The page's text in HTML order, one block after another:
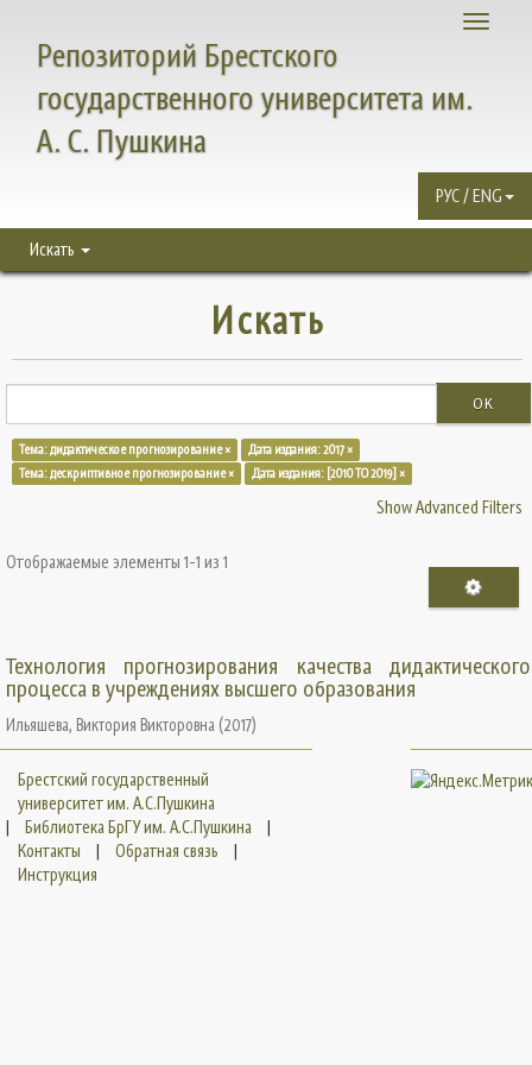
Toggle
Репозиторий Брестского
государственного университета им.
А. С. Пушкина
РУС / ENG
Искать
Искать
OK
Тема: дидактическое прогнозирование ×
Дата издания: 2017 ×
Тема: дескриптивное прогнозирование ×
Дата издания: [2010 TO 2019] ×
Show Advanced Filters
Отображаемые элементы 1-1 из 1
Технология прогнозирования качества дидактического
процесса в учреждениях высшего образования
Ильяшева, Виктория Викторовна (2017)
Брестский государственный
университет им. А.С.Пушкина
|
Библиотека БрГУ им. А.С.Пушкина
|
Контакты
| Обратная связь
|
Инструкция